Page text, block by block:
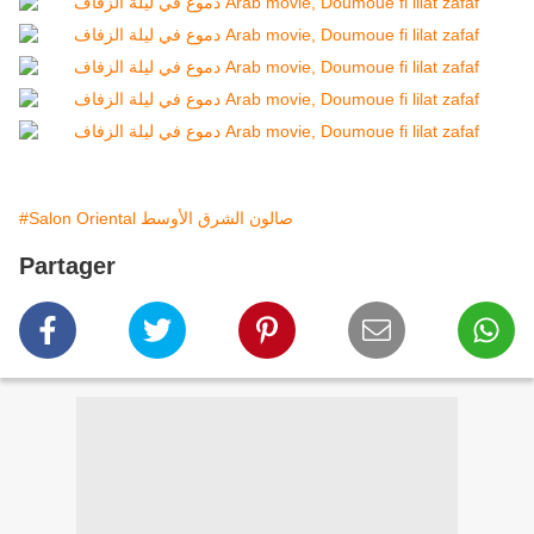
#Salon Oriental صالون الشرق الأوسط
Partager